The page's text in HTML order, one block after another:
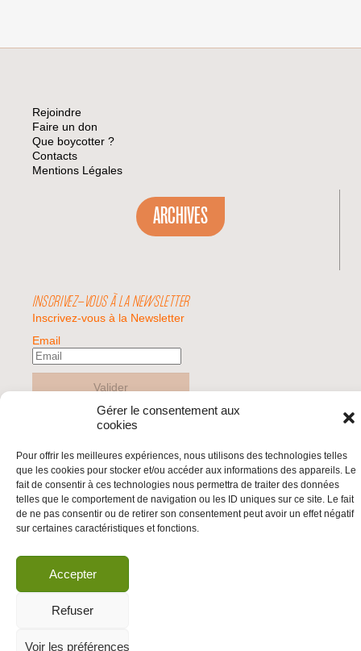
Gérer le consentement aux
cookies
Pour offrir les meilleures expériences, nous utilisons des technologies telles
que les cookies pour stocker et/ou accéder aux informations des appareils. Le
fait de consentir à ces technologies nous permettra de traiter des données
telles que le comportement de navigation ou les ID uniques sur ce site. Le fait
de ne pas consentir ou de retirer son consentement peut avoir un effet négatif
sur certaines caractéristiques et fonctions.
Accepter
Refuser
Voir les préférences
Rejoindre
Faire un don
Que boycotter ?
Contacts
Mentions Légales
ARCHIVES
INSCRIVEZ-VOUS À LA NEWSLETTER
Inscrivez-vous à la Newsletter
Email
Valider
citoyenne et non-violente à l'impunité d'Israël |